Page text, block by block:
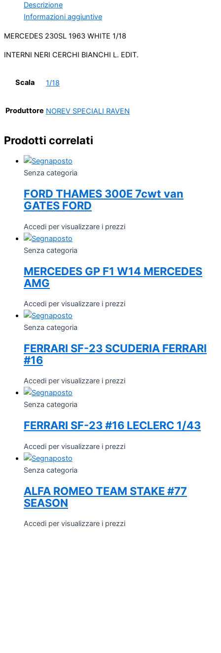
Descrizione
Informazioni aggiuntive
MERCEDES 230SL 1963 WHITE 1/18
INTERNI NERI CERCHI BIANCHI L. EDIT.
Scala 1/18
Produttore NOREV SPECIALI RAVEN
Prodotti correlati
Senza categoria
FORD THAMES 300E 7cwt van
GATES FORD
Accedi per visualizzare i prezzi
Senza categoria
MERCEDES GP F1 W14 MERCEDES
AMG
Accedi per visualizzare i prezzi
Senza categoria
FERRARI SF-23 SCUDERIA FERRARI
#16
Accedi per visualizzare i prezzi
Senza categoria
FERRARI SF-23 #16 LECLERC 1/43
Accedi per visualizzare i prezzi
Senza categoria
ALFA ROMEO TEAM STAKE #77
SEASON
Accedi per visualizzare i prezzi